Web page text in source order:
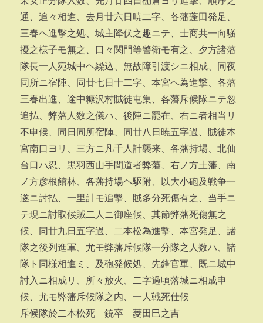
通、追々相進、去月廿六日暁二字、各藩蓬田発足、
三春ヘ進撃之処、城主降伏之趣ニテ、士商共一向騒
擾之様子モ無之、口々関門等警衛モ有之、夕方諸藩
隊長一人宛城中ヘ繰込、無故障引渡シニ相成、同夜
同所ニ宿陣、同廿七日十二字、本宮ヘ為進撃、各藩
三春出進、途中糠沢村賊徒屯集、各藩斥候隊ニテ忽
追払、弊藩人数之儀ハ、後陣ニ罷在、右ニ者相当リ
不申候、同日同所宿陣、同廿八日暁五字過、賊徒本
宮南口ヨリ、三方ニ凡千人計襲来、各藩持場、北仙
台口ハ忍、黒羽西山手間道者弊藩、右ノ方土藩、南
ノ方彦根館林、各藩持場ヘ駆附、以大小砲及戦争一
遂ニ討払、一里計モ追撃、賊多分死傷有之、当手ニ
テ現ニ討取候賊二人ニ御座候、其節弊藩死傷無之
候、同廿九日五字過、二本松為進撃、本宮発足、諸
隊之後列進軍、尤モ弊藩斥候隊一分隊之人数ハ、諸
隊ト同様相進ミ、及砲発候処、先鋒官軍、既ニ城中
討入ニ相成リ、所々放火、二字過頃落城ニ相成申
候、尤モ弊藩斥候隊之内、一人戦死仕候
斥候隊於二本松死 銃卒 菱田巳之吉